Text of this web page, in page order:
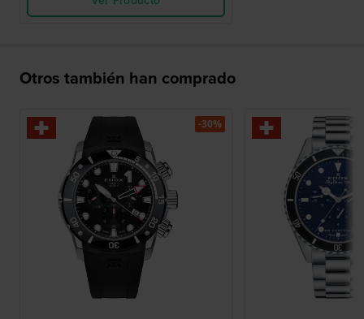
Otros también han comprado
-30%